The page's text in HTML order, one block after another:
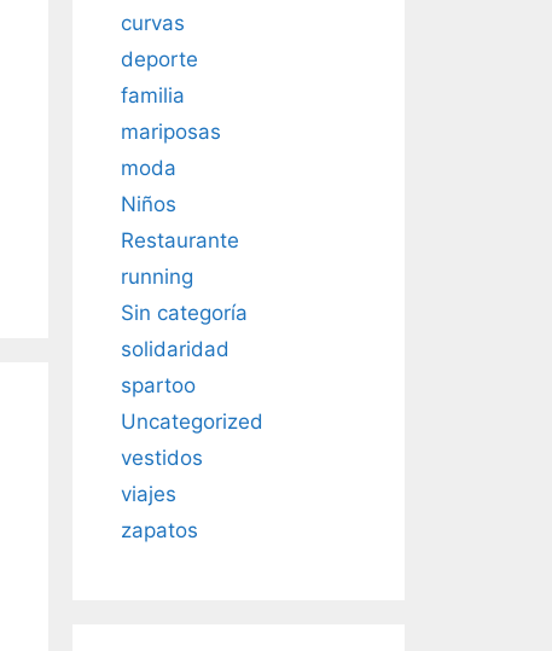
curvas
deporte
familia
mariposas
moda
Niños
Restaurante
running
Sin categoría
solidaridad
spartoo
Uncategorized
vestidos
viajes
zapatos